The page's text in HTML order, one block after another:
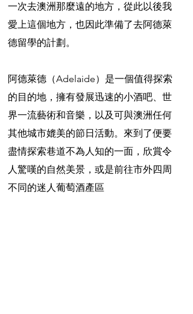
一次去澳洲那麼遠的地方，從此以後我
愛上這個地方，也因此準備了去阿德萊
德留學的計劃。
阿德萊德（Adelaide）是一個值得探索
的目的地，擁有發展迅速的小酒吧、世
界一流藝術和音樂，以及可與澳洲任何
其他城市媲美的節日活動。來到了便要
盡情探索巷道不為人知的一面，欣賞令
人驚嘆的自然美景，或是前往市外四周
不同的迷人葡萄酒產區